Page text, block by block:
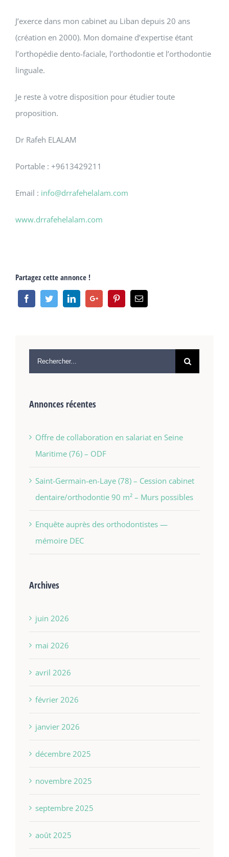
J’exerce dans mon cabinet au Liban depuis 20 ans
(création en 2000). Mon domaine d’expertise étant
l’orthopédie dento-faciale, l’orthodontie et l’orthodontie
linguale.
Je reste à votre disposition pour étudier toute
proposition.
Dr Rafeh ELALAM
Portable : +9613429211
Email : info@drrafehelalam.com
www.drrafehelalam.com
Partagez cette annonce !
Annonces récentes
Offre de collaboration en salariat en Seine
Maritime (76) – ODF
Saint-Germain-en-Laye (78) – Cession cabinet
dentaire/orthodontie 90 m² – Murs possibles
Enquête auprès des orthodontistes —
mémoire DEC
Archives
juin 2026
mai 2026
avril 2026
février 2026
janvier 2026
décembre 2025
novembre 2025
septembre 2025
août 2025